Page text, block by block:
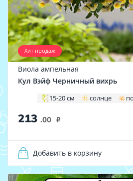
Хит продаж
Виола ампельная
Кул Вэйф Черничный вихрь
15-20 см солнце
213 .00 i
Добавить в корзину